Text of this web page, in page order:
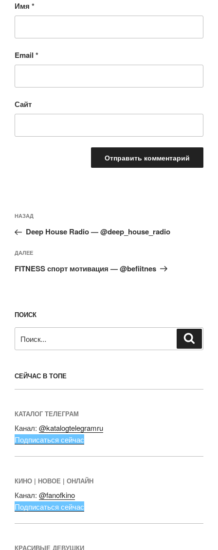
Имя *
Email *
Сайт
по
записям
Предыдущая
запись:
НАЗАД
Deep House Radio — @deep_house_radio
Следующая
запись
ДАЛЕЕ
FITNESS спорт мотивация — @befiitnes
ПОИСК
СЕЙЧАС В ТОПЕ
КАТАЛОГ ТЕЛЕГРАМ
Канал: @katalogtelegramru
Подписаться сейчас
КИНО | НОВОЕ | ОНЛАЙН
Канал: @fanofkino
Подписаться сейчас
КРАСИВЫЕ ДЕВУШКИ